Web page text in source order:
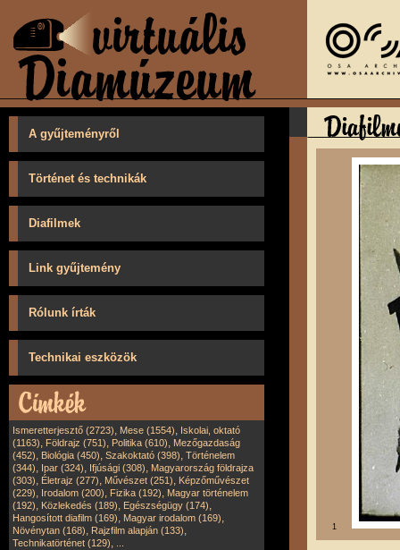
A gyűjteményről
Történet és technikák
Diafilmek
Link gyűjtemény
Rólunk írták
Technikai eszközök
Ismeretterjesztő (2723), Mese (1554), Iskolai, oktató
(1163), Földrajz (751), Politika (610), Mezőgazdaság
(452), Biológia (450), Szakoktató (398), Történelem
(344), Ipar (324), Ifjúsági (308), Magyarország földrajza
(303), Életrajz (277), Művészet (251), Képzőművészet
(229), Irodalom (200), Fizika (192), Magyar történelem
(192), Közlekedés (189), Egészségügy (174),
Hangosított diafilm (169), Magyar irodalom (169),
Növénytan (168), Rajzfilm alapján (133),
Technikatörténet (129),
1